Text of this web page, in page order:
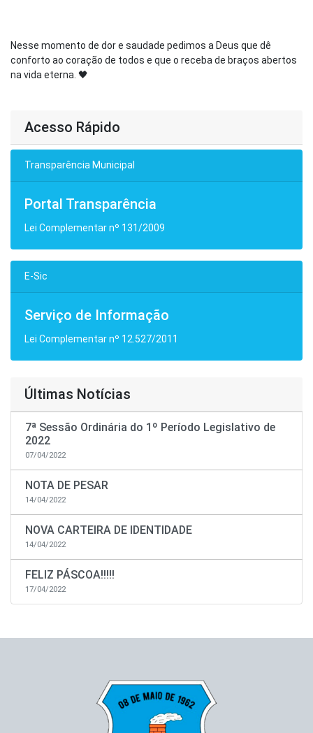
Nesse momento de dor e saudade pedimos a Deus que dê
conforto ao coração de todos e que o receba de braços abertos
na vida eterna. 🖤
Acesso Rápido
Transparência Municipal
Portal Transparência
Lei Complementar nº 131/2009
E-Sic
Serviço de Informação
Lei Complementar nº 12.527/2011
Últimas Notícias
7ª Sessão Ordinária do 1º Período Legislativo de
2022
07/04/2022
NOTA DE PESAR
14/04/2022
NOVA CARTEIRA DE IDENTIDADE
14/04/2022
FELIZ PÁSCOA!!!!!
17/04/2022